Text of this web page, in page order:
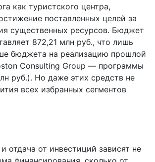
как туристского центра,
поставленных целей за
существенных ресурсов. Бюджет
872,21 млн руб., что лишь
бюджета на реализацию прошлой
Consulting Group — программы
руб.). Но даже этих средств не
всех избранных сегментов
отдача от инвестиций зависят не